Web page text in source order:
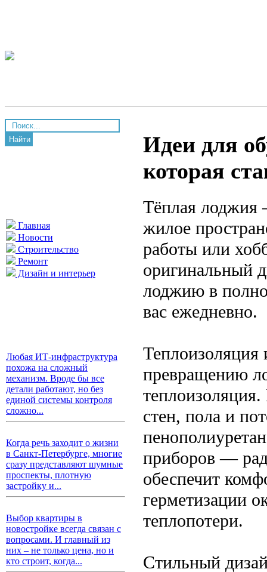
Найти
Главная
Новости
Строительство
Ремонт
Дизайн и интерьер
Любая ИТ-инфраструктура
похожа на сложный
механизм. Вроде бы все
детали работают, но без
единой системы контроля
сложно...
Когда речь заходит о жизни
в Санкт-Петербурге, многие
сразу представляют шумные
проспекты, плотную
застройку и...
Выбор квартиры в
новостройке всегда связан с
вопросами. И главный из
них – не только цена, но и
кто строит, когда...
Идеи для
которая
Тёплая лоджия
жилое
работы или
оригинальный
лоджию в
вас ежедневно.
превращению
стен, пола и
приборов —
обеспечит
герметизации
теплопотери.
Стильный